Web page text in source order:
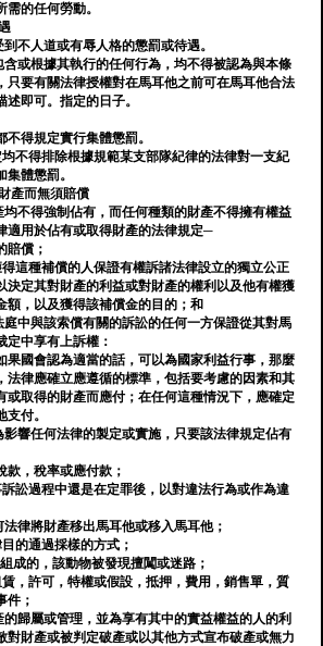
需的任何勞動。
不人道或有辱人格的懲罰或待遇。
含或根據其執行的任何行為，均不得被認為與本條
只要有關法律授權對在馬耳他之前可在馬耳他合法
即可。指定的日子。
得規定實行集體懲罰。
不得排除根據規範某支部隊紀律的法律對一支紀
體懲罰。
產而無須賠償
均不得強制佔有，而任何種類的財產不得擁有權益
適用於佔有或取得財產的法律規定─
賠償；
這種補償的人保證有權訴諸法律設立的獨立公正
決定其對財產的利益或對財產的權利以及他有權獲
額，以及獲得該補償金的目的；和
中與該索償有關的訴訟的任何一方保證從其對馬
定中享有上訴權：
果國會認為適當的話，可以為國家利益行事，那麼
法律應確立應遵循的標準，包括要考慮的因素和其
或取得的財產而應付；在任何這種情況下，應確定
付。
影響任何法律的製定或實施，只要該法律規定佔有
款，稅率或應付款；
訟過程中還是在定罪後，以對違法行為或作為違
律將財產移出馬耳他或移入馬耳他；
的通過採樣的方式；
成的，該動物被發現擅闖或迷路；
，許可，特權或假設，抵押，費用，銷售單，質
件；
歸屬或管理，並為享有其中的實益權益的人的利
對財產或被判定破產或以其他方式宣布破產或無力